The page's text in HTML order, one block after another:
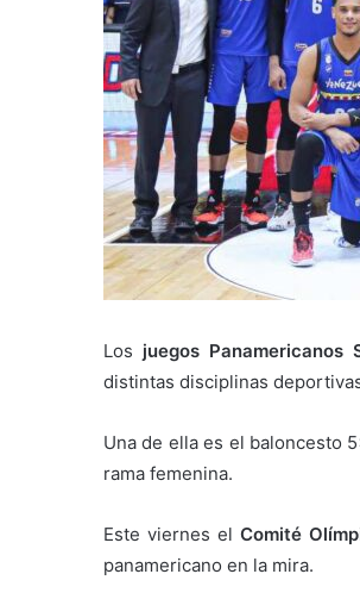
Los juegos Panamericanos
distintas disciplinas
Una de ella es el baloncesto
rama femenina.
Este viernes el Comité
panamericano en la mira.